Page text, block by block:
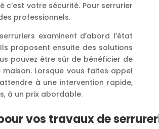
votre sécurité. Pour serrurier
professionnels.
examinent d’abord l’état
proposent ensuite des solutions
pouvez être sûr de bénéficier de
Lorsque vous faites appel
à une intervention rapide,
à un prix abordable.
vos travaux de